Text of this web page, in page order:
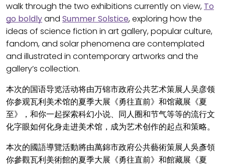
walk through the two exhibitions currently on view, To
go boldlyand Summer Solstice, exploring how the
ideas of science fiction in art gallery, popular culture,
fandom, and solar phenomena are contemplated
and illustrated in contemporary artworks and the
gallery’s collection.
本次的国语导览活动将由万锦市政府公共艺术策展人吴彦领
你参观瓦利美术馆的夏季大展《勇往直前》和馆藏展《夏
至》，和你一起探索科幻小说、同人圈和节气等等的流行文
化字眼如何化身走进美术馆，成为艺术创作的起点和策略。
本次的國語導覽活動將由萬錦市政府公共藝術策展人吳彥領
你參觀瓦利美術館的夏季大展《勇往直前》和館藏展《夏